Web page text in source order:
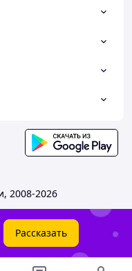
2008-2026
Рассказать